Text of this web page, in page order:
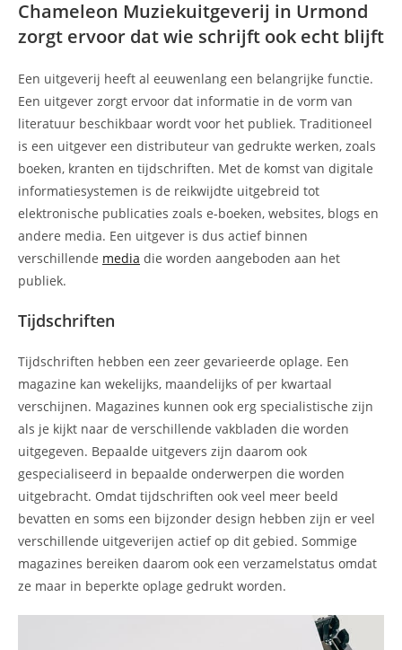
Chameleon Muziekuitgeverij in Urmond
zorgt ervoor dat wie schrijft ook echt blijft
Een uitgeverij heeft al eeuwenlang een belangrijke functie.
Een uitgever zorgt ervoor dat informatie in de vorm van
literatuur beschikbaar wordt voor het publiek. Traditioneel
is een uitgever een distributeur van gedrukte werken, zoals
boeken, kranten en tijdschriften. Met de komst van digitale
informatiesystemen is de reikwijdte uitgebreid tot
elektronische publicaties zoals e-boeken, websites, blogs en
andere media. Een uitgever is dus actief binnen
verschillende media die worden aangeboden aan het
publiek.
Tijdschriften
Tijdschriften hebben een zeer gevarieerde oplage. Een
magazine kan wekelijks, maandelijks of per kwartaal
verschijnen. Magazines kunnen ook erg specialistische zijn
als je kijkt naar de verschillende vakbladen die worden
uitgegeven. Bepaalde uitgevers zijn daarom ook
gespecialiseerd in bepaalde onderwerpen die worden
uitgebracht. Omdat tijdschriften ook veel meer beeld
bevatten en soms een bijzonder design hebben zijn er veel
verschillende uitgeverijen actief op dit gebied. Sommige
magazines bereiken daarom ook een verzamelstatus omdat
ze maar in beperkte oplage gedrukt worden.